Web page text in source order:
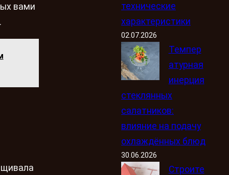
вами
технические
характеристики
02.07.2026
Темпер
атурная
инерция
стеклянных
салатников:
влияние на подачу
охлаждённых блюд
30.06.2026
Строите